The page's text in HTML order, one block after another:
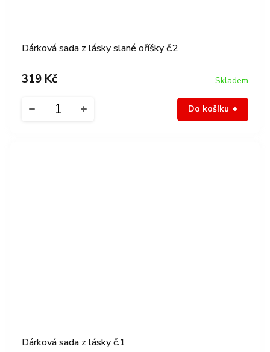
Dárková sada z lásky slané oříšky č.2
Skladem
319 Kč
Do košíku
Dárková sada z lásky č.1